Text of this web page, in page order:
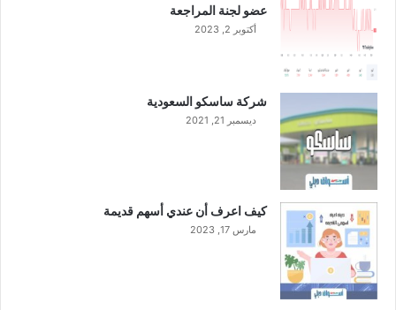
عضو لجنة المراجعة
أكتوبر 2, 2023
شركة ساسكو السعودية
ديسمبر 21, 2021
كيف اعرف أن عندي أسهم قديمة
مارس 17, 2023